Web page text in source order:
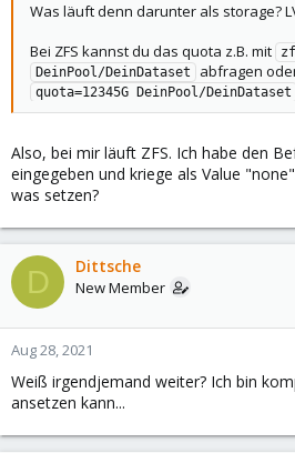
Was läuft denn darunter als storage?
Bei ZFS kannst du das quota z.B. mit
DeinPool/DeinDataset
abfragen
quota=12345G DeinPool/DeinDataset
Also, bei mir läuft ZFS. Ich habe den
eingegeben und kriege als Value
was setzen?
D Dittsche
New Member
Aug 28, 2021
Weiß irgendjemand weiter? Ich bin
ansetzen kann...